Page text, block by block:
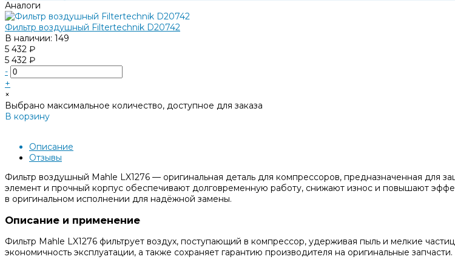
Аналоги
Фильтр воздушный Filtertechnik D20742
В наличии: 149
5 432 ₽
5 432 ₽
-
+
×
Выбрано максимальное количество, доступное для заказа
В корзину
Описание
Отзывы
Фильтр воздушный Mahle LX1276 — оригинальная деталь для компрессоров, предназначенная для
элемент и прочный корпус обеспечивают долговременную работу, снижают износ и повышают
в оригинальном исполнении для надёжной замены.
Описание и применение
Фильтр Mahle LX1276 фильтрует воздух, поступающий в компрессор, удерживая пыль и мелкие
экономичность эксплуатации, а также сохраняет гарантию производителя на оригинальные запчасти.